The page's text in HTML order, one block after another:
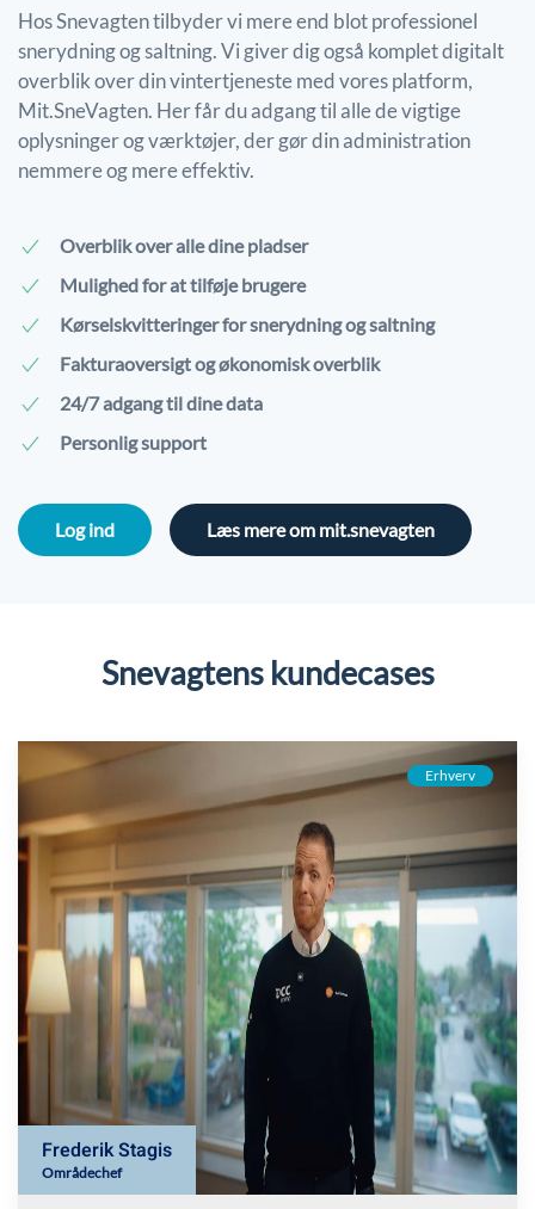
Hos Snevagten tilbyder vi mere end blot professionel
snerydning og saltning. Vi giver dig også komplet digitalt
overblik over din vintertjeneste med vores platform,
Mit.SneVagten. Her får du adgang til alle de vigtige
oplysninger og værktøjer, der gør din administration
nemmere og mere effektiv.
Overblik over alle dine pladser
Mulighed for at tilføje brugere
Kørselskvitteringer for snerydning og saltning
Fakturaoversigt og økonomisk overblik
24/7 adgang til dine data
Personlig support
Log ind Læs mere om mit.snevagten
Snevagtens kundecases
Erhverv
Frederik Stagis
Områdechef